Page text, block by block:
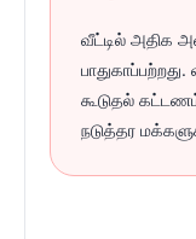
வீட்டில் அதிக
கூடுதல்
நடுத்தர